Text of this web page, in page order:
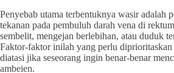
Penyebab utama terbentuknya wasir adalah
tekanan pada pembuluh darah vena di
sembelit, mengejan berlebihan, atau duduk
Faktor-faktor inilah yang perlu
diatasi jika seseorang ingin benar-benar
ambeien.